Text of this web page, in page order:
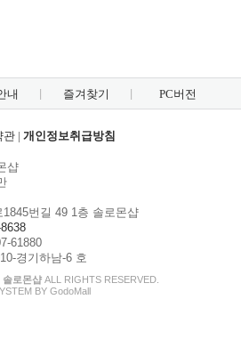
내 즐겨찾기 PC버전
관| 개인정보취급방침
샵
번길 49 1층 솔로몬샵
61880
경기하남-6 호
솔로몬샵 ALL RIGHTS RESERVED.
BY GodoMall